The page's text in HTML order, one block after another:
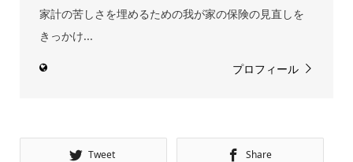
家計の苦しさを埋めるための我が家の保険の見直しを
きっかけ...
プロフィール
Tweet Share